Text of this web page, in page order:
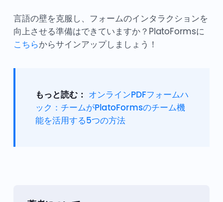
言語の壁を克服し、フォームのインタラクションを
向上させる準備はできていますか？PlatoFormsに
こちらからサインアップしましょう！
もっと読む： オンラインPDFフォームハ
ック：チームがPlatoFormsのチーム機
能を活用する5つの方法